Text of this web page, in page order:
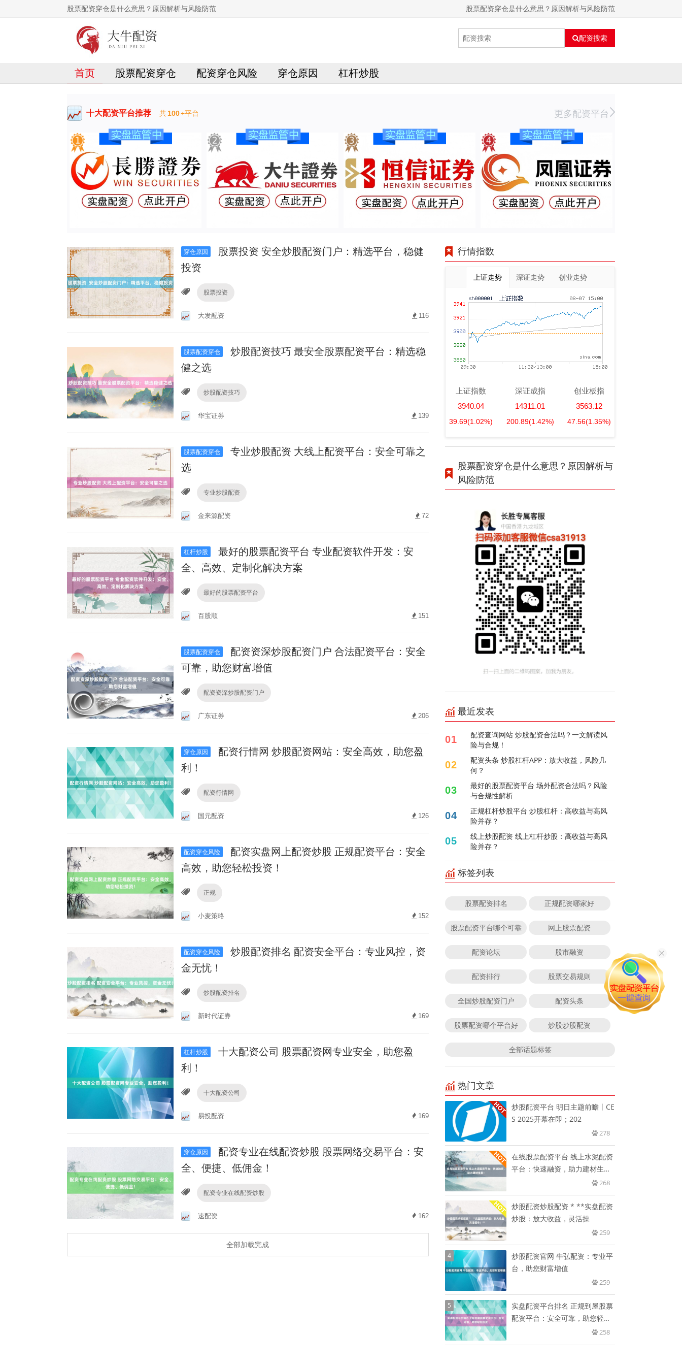
股票配资穿仓是什么意思？原因解析与风险防范 股票配资穿仓是什么意思？原因解析与风险防范
配资搜索
首页 股票配资穿仓 配资穿仓风险 穿仓原因 杠杆炒股
十大配资平台推荐 共100+平台 更多配资平台
穿仓原因
股票投资 安全炒股配资门户：精选平台，稳健
投资
股票投资
大发配资 116
股票配资穿仓
炒股配资技巧 最安全股票配资平台：精选稳
健之选
炒股配资技巧
华宝证券 139
股票配资穿仓
专业炒股配资 大线上配资平台：安全可靠之
选
专业炒股配资
金来源配资 72
杠杆炒股
最好的股票配资平台 专业配资软件开发：安
全、高效、定制化解决方案
最好的股票配资平台
百股顺 151
股票配资穿仓
配资资深炒股配资门户 合法配资平台：安全
可靠，助您财富增值
配资资深炒股配资门户
广东证券 206
穿仓原因
配资行情网 炒股配资网站：安全高效，助您盈
利！
配资行情网
国元配资 126
配资穿仓风险
配资实盘网上配资炒股 正规配资平台：安全
高效，助您轻松投资！
正规
小麦策略 152
配资穿仓风险
炒股配资排名 配资安全平台：专业风控，资
金无忧！
炒股配资排名
新时代证券 169
杠杆炒股
十大配资公司 股票配资网专业安全，助您盈
利！
十大配资公司
易投配资 169
穿仓原因
配资专业在线配资炒股 股票网络交易平台：安
全、便捷、低佣金！
配资专业在线配资炒股
速配资 162
全部加载完成
行情指数
上证走势 深证走势 创业走势
上证指数
3940.04
39.69(1.02%)
深证成指
14311.01
200.89(1.42%)
创业板指
3563.12
47.56(1.35%)
股票配资穿仓是什么意思？原因解析与
风险防范
最近发表
01
配资查询网站 炒股配资合法吗？一文解读风
险与合规！
02
配资头条 炒股杠杆APP：放大收益，风险几
何？
03
最好的股票配资平台 场外配资合法吗？风险
与合规性解析
04
正规杠杆炒股平台 炒股杠杆：高收益与高风
险并存？
05
线上炒股配资 线上杠杆炒股：高收益与高风
险并存？
标签列表
股票配资排名 正规配资哪家好
股票配资平台哪个可靠 网上股票配资
配资论坛 股市融资
配资排行 股票交易规则
全国炒股配资门户 配资头条
股票配资哪个平台好 炒股炒股配资
全部话题标签
热门文章
炒股配资平台 明日主题前瞻丨CE
S 2025开幕在即；202
278
在线股票配资平台 线上水泥配资
平台：快速融资，助力建材生
268
炒股配资炒股配资 * **实盘配资
炒股：放大收益，灵活操
259
4
炒股配资官网 牛弘配资：专业平
台，助您财富增值
259
5
实盘配资平台排名 正规到屋股票
配资平台：安全可靠，助您轻松
258